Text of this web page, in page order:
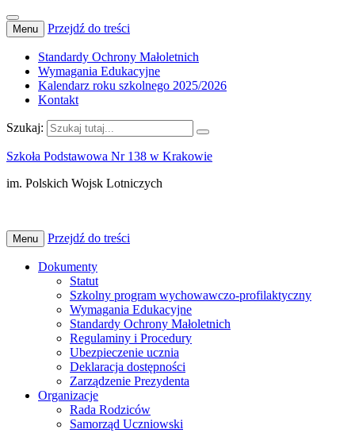
Menu Przejdź do treści
Standardy Ochrony Małoletnich
Wymagania Edukacyjne
Kalendarz roku szkolnego 2025/2026
Kontakt
Szukaj:
Szkoła Podstawowa Nr 138 w Krakowie
im. Polskich Wojsk Lotniczych
Menu Przejdź do treści
Dokumenty
Statut
Szkolny program wychowawczo-profilaktyczny
Wymagania Edukacyjne
Standardy Ochrony Małoletnich
Regulaminy i Procedury
Ubezpieczenie ucznia
Deklaracja dostępności
Zarządzenie Prezydenta
Organizacje
Rada Rodziców
Samorząd Uczniowski